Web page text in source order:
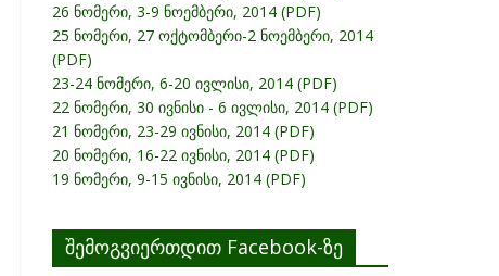
26 ნომერი, 3-9 ნოემბერი, 2014 (PDF)
25 ნომერი, 27 ოქტომბერი-2 ნოემბერი, 2014
(PDF)
23-24 ნომერი, 6-20 ივლისი, 2014 (PDF)
22 ნომერი, 30 ივნისი - 6 ივლისი, 2014 (PDF)
21 ნომერი, 23-29 ივნისი, 2014 (PDF)
20 ნომერი, 16-22 ივნისი, 2014 (PDF)
19 ნომერი, 9-15 ივნისი, 2014 (PDF)
შემოგვიერთდით Facebook-ზე